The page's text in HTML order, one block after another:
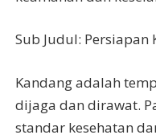
Sub Judul: Persiapan
Kandang adalah
dijaga dan dirawat.
standar kesehatan